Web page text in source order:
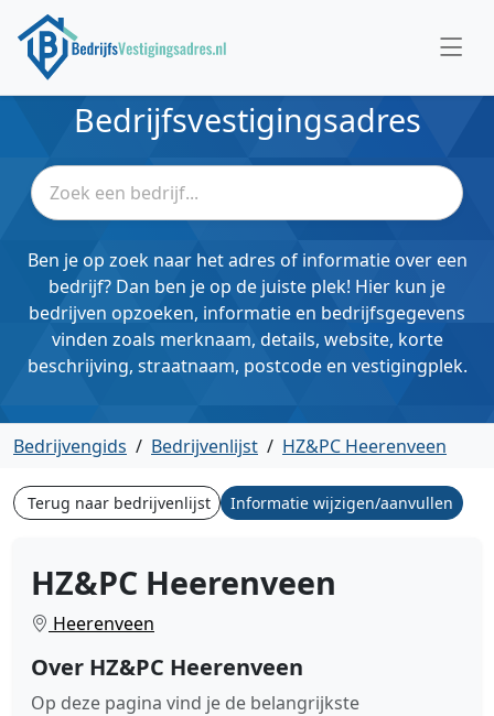
Bedrijfsvestigingsadres
Ben je op zoek naar het adres of informatie over een
bedrijf? Dan ben je op de juiste plek! Hier kun je
bedrijven opzoeken, informatie en bedrijfsgegevens
vinden zoals merknaam, details, website, korte
beschrijving, straatnaam, postcode en vestigingplek.
Bedrijvengids / Bedrijvenlijst / HZ&PC Heerenveen
Terug naar bedrijvenlijst Informatie wijzigen/aanvullen
HZ&PC Heerenveen
Heerenveen
Over HZ&PC Heerenveen
Op deze pagina vind je de belangrijkste